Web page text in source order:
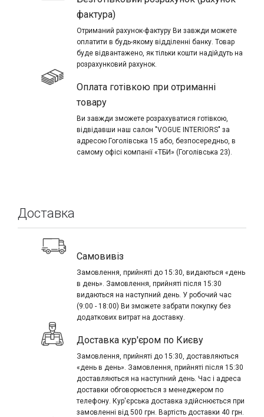
фактура)
Отриманий рахунок-фактуру Ви завжди можете
оплатити в будь-якому відділенні банку. Товар
буде відвантажено, як тільки кошти надійдуть на
розрахунковий рахунок.
Оплата готівкою при отриманні
товару
Ви завжди зможете розрахуватися готівкою,
відвідавши наш салон "VOGUE INTERIORS" за
адресою Гоголівська 15 або, безпосередньо, в
самому офісі компанії «ТБИ» (Гоголівська 23).
Доставка
Самовивіз
Замовлення, прийняті до 15:30, видаються «день
в день». Замовлення, прийняті після 15:30
видаються на наступний день. У робочий час
(9:00 - 18:00) Ви зможете забрати покупку без
додаткових витрат на доставку.
Доставка кур'єром по Києву
Замовлення, прийняті до 15:30, доставляються
«день в день». Замовлення, прийняті після 15:30
доставляються на наступний день. Час і адреса
доставки обговорюється з менеджером по
телефону. Кур'єрська доставка здійснюється при
замовленні від 500 грн. Вартість доставки 40 грн.